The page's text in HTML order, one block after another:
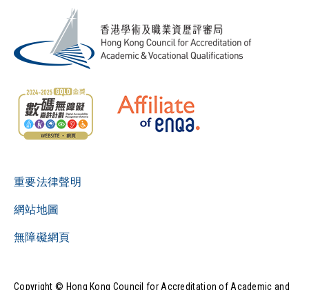
重要法律聲明
網站地圖
無障礙網頁
Copyright © Hong Kong Council for Accreditation of Academic and